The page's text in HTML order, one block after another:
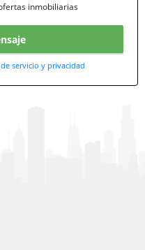
inmobiliarias
servicio y privacidad